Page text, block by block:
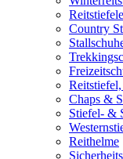
Country
Chaps &
Stiefel- &
Reithelme